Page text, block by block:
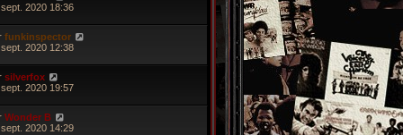
2020 18:36
funkinspector
2020 12:38
silverfox
sept. 2020 19:57
Wonder B
sept. 2020 14:29